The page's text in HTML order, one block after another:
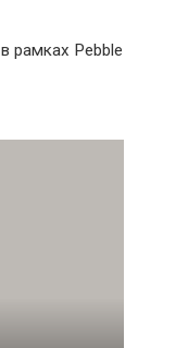
рамках Pebble